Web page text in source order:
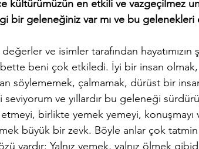
kültürümüzün en etkili ve vazgeçilmez
bir geleneğiniz var mı ve bu
ve isimler tarafından
beni çok etkiledi. İyi bir insan olmak,
söylememek, çalmamak, dürüst bir
ve yıllardır bu geleneği
birlikte yemek yemeyi, konuşmayı
büyük bir zevk. Böyle anlar çok tatmin
vardır: Yalnız yemek, yalnız ölmek